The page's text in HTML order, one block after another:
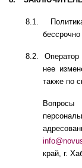
8.1.
8.2.
Оператор
нее
также по
Вопросы
info@
край, г.